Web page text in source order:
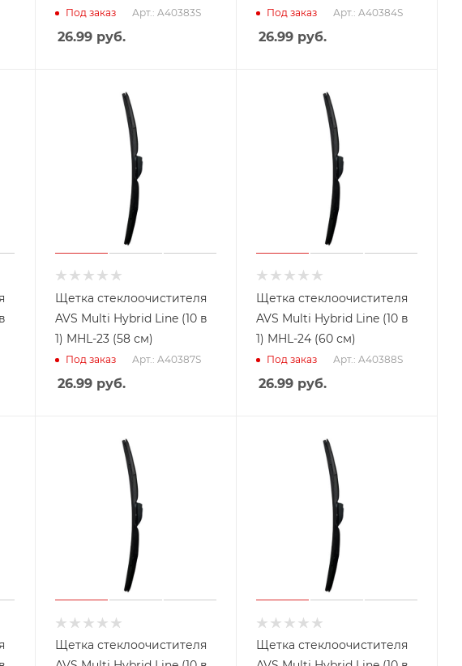
Под заказ Арт.: A40383S
26.99руб.
Под заказ Арт.: A40384S
26.99руб.
Щетка стеклоочистителя
AVS Multi Hybrid Line (10 в
1) MHL-23 (58 см)
Под заказ Арт.: A40387S
26.99руб.
Щетка стеклоочистителя
AVS Multi Hybrid Line (10 в
1) MHL-24 (60 см)
Под заказ Арт.: A40388S
26.99руб.
Щетка стеклоочистителя
Щетка стеклоочистителя